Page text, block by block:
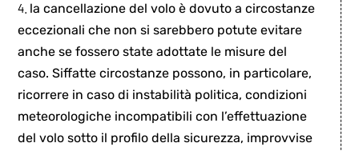
la cancellazione del volo è dovuto a circostanze
eccezionali che non si sarebbero potute evitare
anche se fossero state adottate le misure del
caso. Siffatte circostanze possono, in particolare,
ricorrere in caso di instabilità politica, condizioni
meteorologiche incompatibili con l’effettuazione
del volo sotto il profilo della sicurezza, improvvise